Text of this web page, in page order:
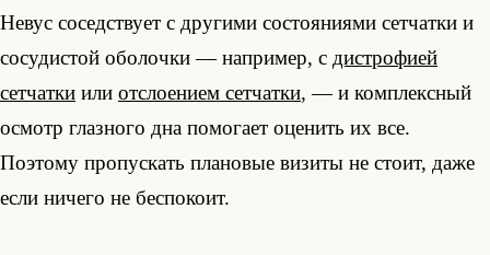
Невус соседствует с другими состояниями сетчатки и
сосудистой оболочки — например, с дистрофией
сетчатки или отслоением сетчатки, — и комплексный
осмотр глазного дна помогает оценить их все.
Поэтому пропускать плановые визиты не стоит, даже
если ничего не беспокоит.